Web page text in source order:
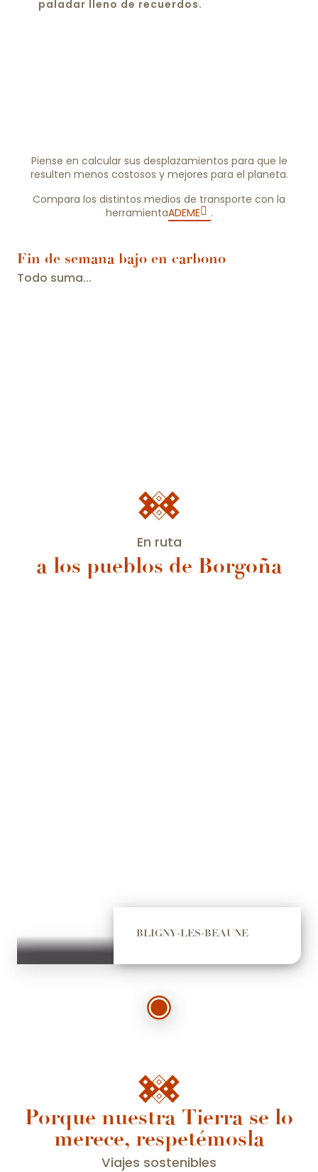
paladar lleno de recuerdos.
Piense en calcular sus desplazamientos para que le
resulten menos costosos y mejores para el planeta.
Compara los distintos medios de transporte con la
herramientaADEME .
Fin de semana bajo en carbono
Todo suma...
En ruta
a los pueblos de Borgoña
BLIGNY-LES-BEAUNE
Porque nuestra Tierra se lo
merece, respetémosla
Viajes sostenibles